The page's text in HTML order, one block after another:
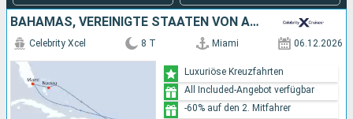
BAHAMAS, VEREINIGTE STAATEN VON AMERIKA, ANTIGUA UND BARBUDA
Celebrity Xcel 8 T Miami 06.12.2026
Luxuriöse Kreuzfahrten
All Included-Angebot verfügbar
-60% auf den 2. Mitfahrer